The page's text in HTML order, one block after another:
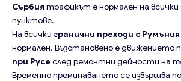
Сърбия трафикът е нормален на всички
пунктове.
На всички гранични преходи с Румъния
нормален. Възстановено е движението
при Русе след ремонтни дейности на
Временно преминаването се извършва